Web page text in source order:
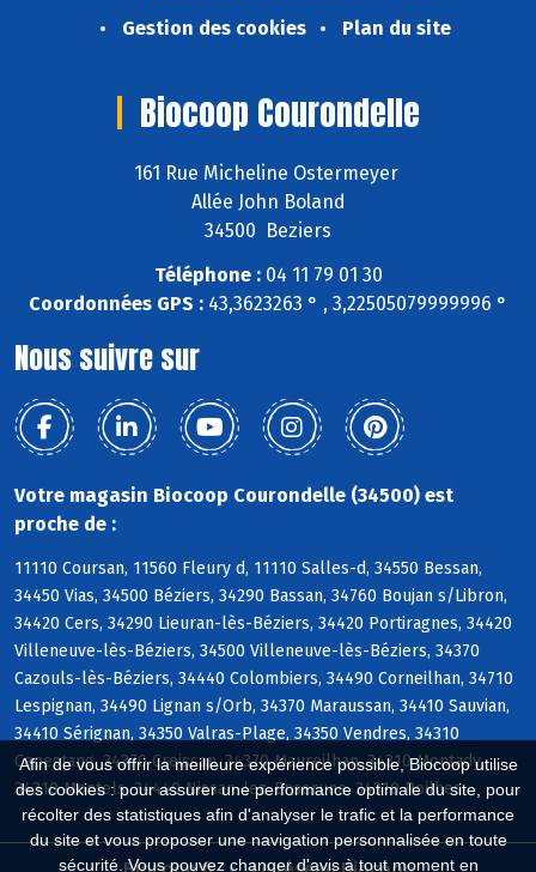
Afin de vous offrir la meilleure expérience possible, Biocoop utilise
des cookies : pour assurer une performance optimale du site, pour
récolter des statistiques afin d'analyser le trafic et la performance
du site et vous proposer une navigation personnalisée en toute
sécurité. Vous pouvez changer d'avis à tout moment en
Gestion des cookies
Plan du site
Biocoop Courondelle
161 Rue Micheline Ostermeyer
Allée John Boland
34500 Beziers
Téléphone :04 11 79 01 30
Coordonnées GPS : 43,3623263 ° , 3,22505079999996 °
Nous suivre sur
Votre magasin Biocoop Courondelle (34500) est
proche de :
11110 Coursan, 11560 Fleury d, 11110 Salles-d, 34550 Bessan,
34450 Vias, 34500 Béziers, 34290 Bassan, 34760 Boujan s/Libron,
34420 Cers, 34290 Lieuran-lès-Béziers, 34420 Portiragnes, 34420
Villeneuve-lès-Béziers, 34500 Villeneuve-lès-Béziers, 34370
Cazouls-lès-Béziers, 34440 Colombiers, 34490 Corneilhan, 34710
Lespignan, 34490 Lignan s/Orb, 34370 Maraussan, 34410 Sauvian,
34410 Sérignan, 34350 Valras-Plage, 34350 Vendres, 34310
Capestang, 34370 Creissan, 34370 Maureilhan, 34310 Montady,
34310 Montels, 34440 Nissan-lez-Enserune, 34310 Poilhes